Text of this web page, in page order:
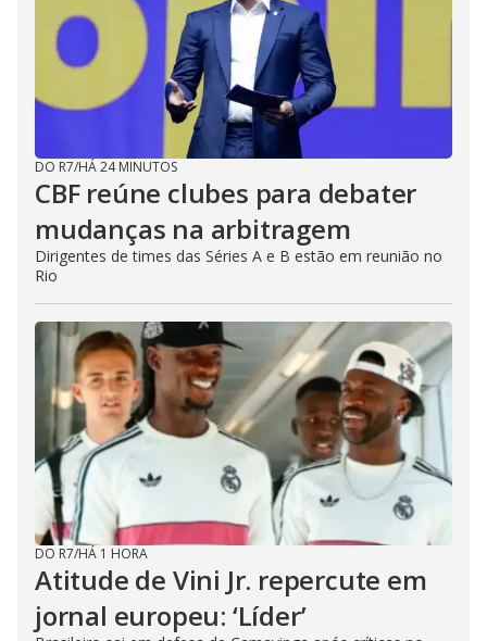
DO R7/HÁ 24 MINUTOS
CBF reúne clubes para debater
mudanças na arbitragem
Dirigentes de times das Séries A e B estão em reunião no
Rio
DO R7/HÁ 1 HORA
Atitude de Vini Jr. repercute em
jornal europeu: ‘Líder’